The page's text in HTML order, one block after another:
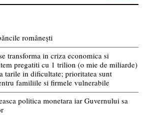
românești
transforma in criza economica si
pregatiti cu 1 trilion (o mie de miliarde)
tarile in dificultate; prioritatea sunt
familiile si firmele vulnerabile
politica monetara iar Guvernului sa